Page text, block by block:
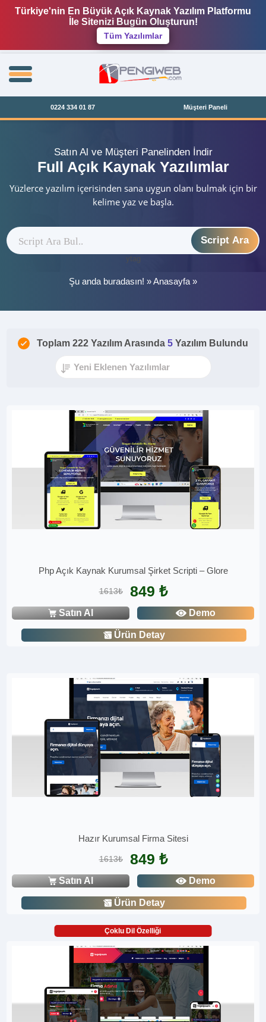
Türkiye'nin En Büyük Açık Kaynak Yazılım Platformu
İle Sitenizi Bugün Oluşturun!
Tüm Yazılımlar
0224 334 01 87 Müşteri Paneli
Satın Al ve Müşteri Panelinden İndir
Full Açık Kaynak Yazılımlar
Yüzlerce yazılım içerisinden sana uygun olanı bulmak için bir
kelime yaz ve başla.
Script Ara
ytag
Şu anda buradasın! »Anasayfa »
Toplam 222 Yazılım Arasında 5 Yazılım Bulundu
Php Açık Kaynak Kurumsal Şirket Scripti – Glore
1613₺ 849 ₺
Satın Al Demo
Ürün Detay
Hazır Kurumsal Firma Sitesi
1613₺ 849 ₺
Satın Al Demo
Ürün Detay
Çoklu Dil Özelliği